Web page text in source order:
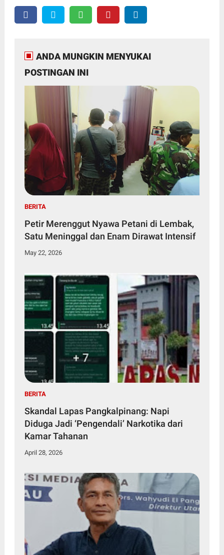
ANDA MUNGKIN MENYUKAI
POSTINGAN INI
BERITA
Petir Merenggut Nyawa Petani di Lembak,
Satu Meninggal dan Enam Dirawat Intensif
May 22, 2026
BERITA
Skandal Lapas Pangkalpinang: Napi
Diduga Jadi ‘Pengendali’ Narkotika dari
Kamar Tahanan
April 28, 2026